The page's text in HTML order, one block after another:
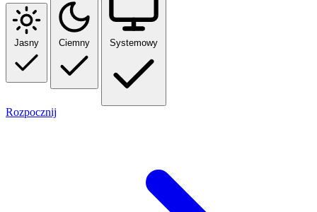
Jasny Ciemny Systemowy
Rozpocznij